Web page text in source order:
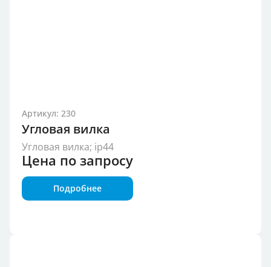
Артикул: 230
Угловая вилка
Угловая вилка; ip44
Цена по запросу
Подробнее